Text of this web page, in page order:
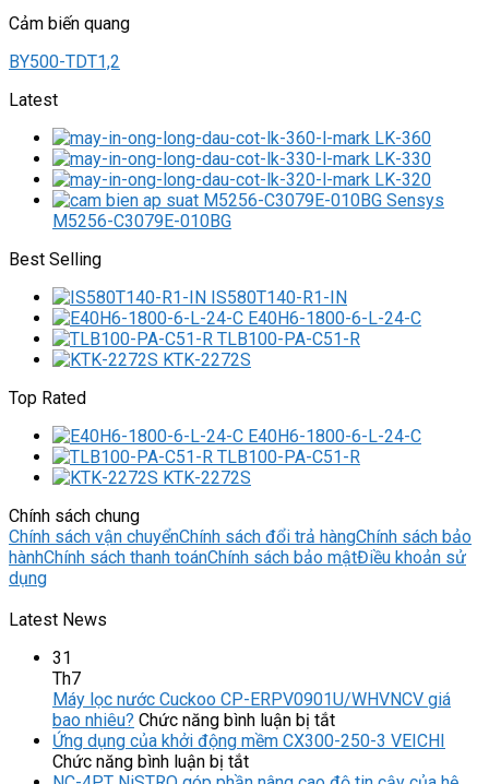
Cảm biến quang
BY500-TDT1,2
Latest
LK-360
LK-330
LK-320
M5256-C3079E-010BG
Best Selling
IS580T140-R1-IN
E40H6-1800-6-L-24-C
TLB100-PA-C51-R
KTK-2272S
Top Rated
E40H6-1800-6-L-24-C
TLB100-PA-C51-R
KTK-2272S
Chính sách chung
Chính sách vận chuyểnChính sách đổi trả hàngChính sách bảo
hànhChính sách thanh toánChính sách bảo mậtĐiều khoản sử
dụng
Latest News
31
Th7
Máy lọc nước Cuckoo CP-ERPV0901U/WHVNCV giá
bao nhiêu? Chức năng bình luận bị tắtở
Máy
Ứng dụng của khởi động mềm CX300-250-3 VEICHI
Chức năng bình luận bị tắtở